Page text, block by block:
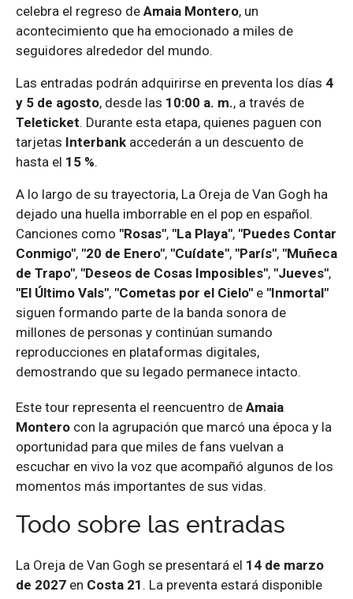
celebra el regreso de Amaia Montero, un
acontecimiento que ha emocionado a miles de
seguidores alrededor del mundo.
Las entradas podrán adquirirse en preventa los días 4
y 5 de agosto, desde las 10:00 a. m., a través de
Teleticket. Durante esta etapa, quienes paguen con
tarjetas Interbank accederán a un descuento de
hasta el 15 %.
A lo largo de su trayectoria, La Oreja de Van Gogh ha
dejado una huella imborrable en el pop en español.
Canciones como "Rosas", "La Playa", "Puedes Contar
Conmigo", "20 de Enero", "Cuídate", "París", "Muñeca
de Trapo", "Deseos de Cosas Imposibles", "Jueves",
"El Último Vals", "Cometas por el Cielo" e "Inmortal"
siguen formando parte de la banda sonora de
millones de personas y continúan sumando
reproducciones en plataformas digitales,
demostrando que su legado permanece intacto.
Este tour representa el reencuentro de Amaia
Montero con la agrupación que marcó una época y la
oportunidad para que miles de fans vuelvan a
escuchar en vivo la voz que acompañó algunos de los
momentos más importantes de sus vidas.
Todo sobre las entradas
La Oreja de Van Gogh se presentará el 14 de marzo
de 2027 en Costa 21 . La preventa estará disponible